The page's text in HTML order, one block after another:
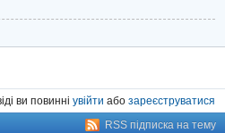
ви повинні увійти або зареєструватися
RSS підписка на тему